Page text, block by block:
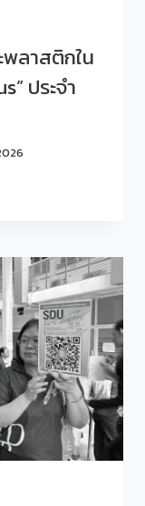
ลาสติกใน
ประจำ